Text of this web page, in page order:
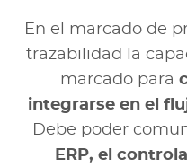
En el marcado de
trazabilidad la
marcado para
integrarse en el
Debe poder
ERP, el